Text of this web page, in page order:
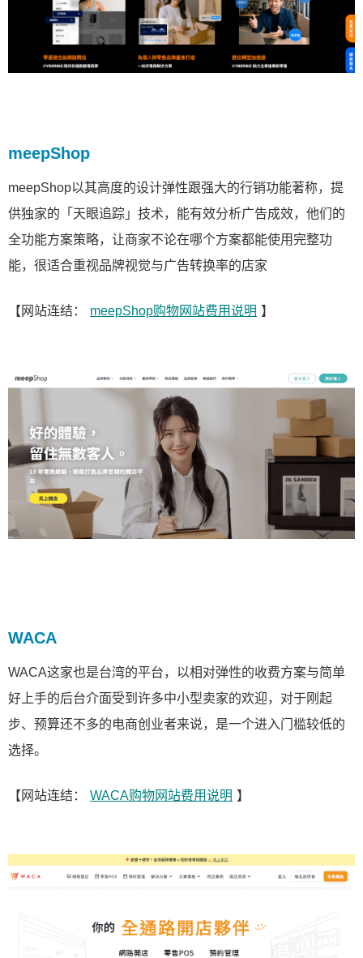
meepShop
meepShop以其高度的设计弹性跟强大的行销功能著称，提
供独家的「天眼追踪」技术，能有效分析广告成效，他们的
全功能方案策略，让商家不论在哪个方案都能使用完整功
能，很适合重视品牌视觉与广告转换率的店家
【网站连结： meepShop购物网站费用说明 】
WACA
WACA这家也是台湾的平台，以相对弹性的收费方案与简单
好上手的后台介面受到许多中小型卖家的欢迎，对于刚起
步、预算还不多的电商创业者来说，是一个进入门槛较低的
选择。
【网站连结： WACA购物网站费用说明 】